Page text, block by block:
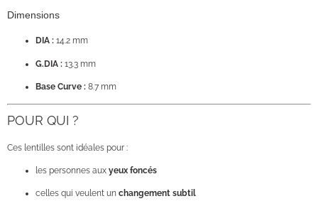
Dimensions
DIA : 14.2 mm
G.DIA : 13.3 mm
Base Curve : 8.7 mm
POUR QUI ?
Ces lentilles sont idéales pour :
les personnes aux yeux foncés
celles qui veulent un changement subtil